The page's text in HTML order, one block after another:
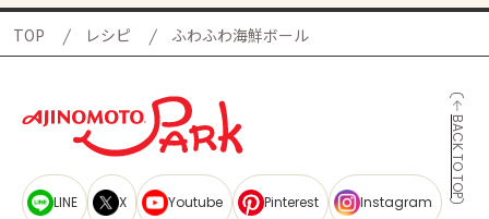
TOP レシピ ふわふわ海鮮ボール
BACK TO TOP
LINE X Youtube Pinterest Instagram